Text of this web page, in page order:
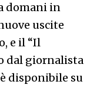
domani in
uscite
e il “Il
dal giornalista
disponibile su